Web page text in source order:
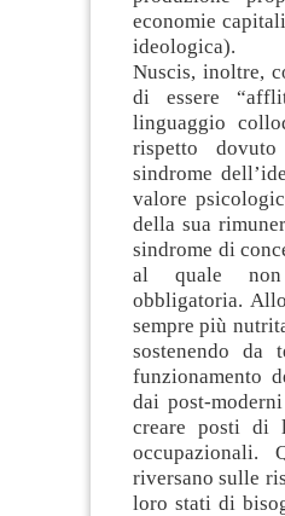
economie
ideologica).
Nuscis, inoltre,
di essere
linguaggio
rispetto
sindrome
valore
della sua
sindrome di
al quale non
obbligatoria.
sempre più
sostenendo da
funzionamento
dai post-
creare posti di
occupazionali.
riversano sulle
loro stati di